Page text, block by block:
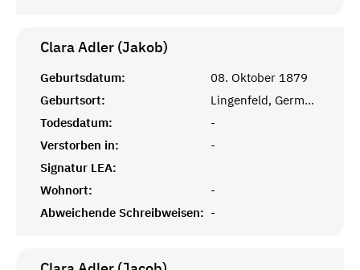
Clara Adler (Jakob)
Geburtsdatum:
08. Oktober 1879
Geburtsort:
Lingenfeld, Germersheim
Todesdatum:
-
Verstorben in:
-
Signatur LEA:
Wohnort:
-
Abweichende Schreibweisen: -